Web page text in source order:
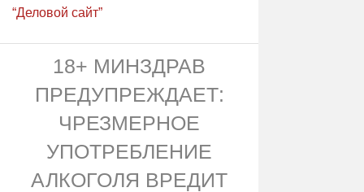
“Деловой сайт”
18+ МИНЗДРАВ
ПРЕДУПРЕЖДАЕТ:
ЧРЕЗМЕРНОЕ
УПОТРЕБЛЕНИЕ
АЛКОГОЛЯ ВРЕДИТ